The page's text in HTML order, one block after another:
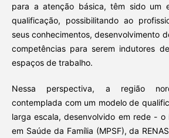
para a atenção básica, têm sido um
qualificação, possibilitando ao
seus conhecimentos, desenvolvimento
competências para serem indutores
espaços de trabalho.
Nessa perspectiva, a região
contemplada com um modelo de
larga escala, desenvolvido em rede - o
em Saúde da Família (MPSF), da